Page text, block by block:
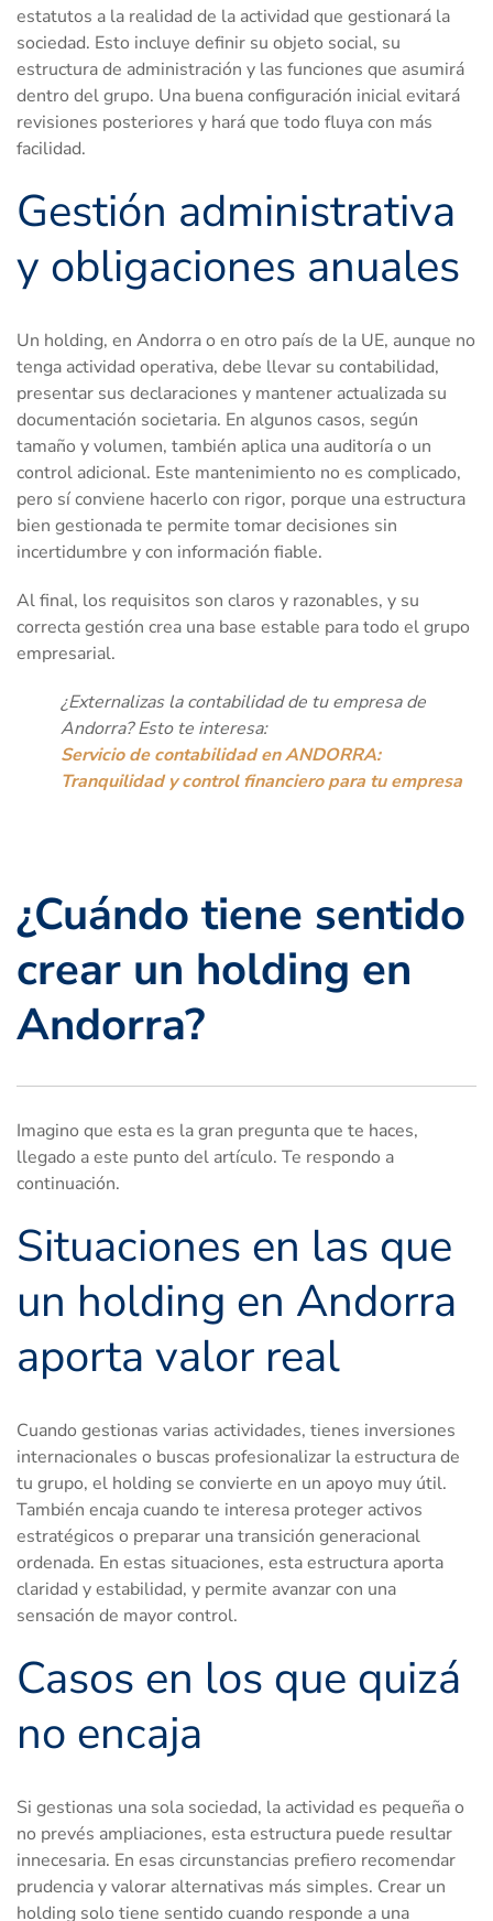
estatutos a la realidad de la actividad que gestionará la
sociedad. Esto incluye definir su objeto social, su
estructura de administración y las funciones que asumirá
dentro del grupo. Una buena configuración inicial evitará
revisiones posteriores y hará que todo fluya con más
facilidad.
Gestión administrativa
y obligaciones anuales
Un holding, en Andorra o en otro país de la UE, aunque no
tenga actividad operativa, debe llevar su contabilidad,
presentar sus declaraciones y mantener actualizada su
documentación societaria. En algunos casos, según
tamaño y volumen, también aplica una auditoría o un
control adicional. Este mantenimiento no es complicado,
pero sí conviene hacerlo con rigor, porque una estructura
bien gestionada te permite tomar decisiones sin
incertidumbre y con información fiable.
Al final, los requisitos son claros y razonables, y su
correcta gestión crea una base estable para todo el grupo
empresarial.
¿Externalizas la contabilidad de tu empresa de
Andorra? Esto te interesa:
Servicio de contabilidad en ANDORRA:
Tranquilidad y control financiero para tu empresa
¿Cuándo tiene sentido
crear un holding en
Andorra?
Imagino que esta es la gran pregunta que te haces,
llegado a este punto del artículo. Te respondo a
continuación.
Situaciones en las que
un holding en Andorra
aporta valor real
Cuando gestionas varias actividades, tienes inversiones
internacionales o buscas profesionalizar la estructura de
tu grupo, el holding se convierte en un apoyo muy útil.
También encaja cuando te interesa proteger activos
estratégicos o preparar una transición generacional
ordenada. En estas situaciones, esta estructura aporta
claridad y estabilidad, y permite avanzar con una
sensación de mayor control.
Casos en los que quizá
no encaja
Si gestionas una sola sociedad, la actividad es pequeña o
no prevés ampliaciones, esta estructura puede resultar
innecesaria. En esas circunstancias prefiero recomendar
prudencia y valorar alternativas más simples. Crear un
holding solo tiene sentido cuando responde a una